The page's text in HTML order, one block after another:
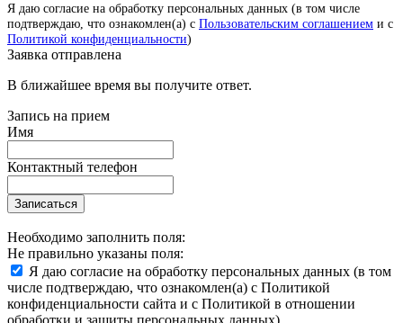
Я даю согласие на обработку персональных данных (в том числе
подтверждаю, что ознакомлен(а) с Пользовательским соглашением и с
Политикой конфиденциальности)
Заявка отправлена
В ближайшее время вы получите ответ.
Запись на прием
Имя
Контактный телефон
Записаться
Необходимо заполнить поля:
Не правильно указаны поля:
Я даю согласие на обработку персональных данных (в том
числе подтверждаю, что ознакомлен(а) с Политикой
конфиденциальности сайта и с Политикой в отношении